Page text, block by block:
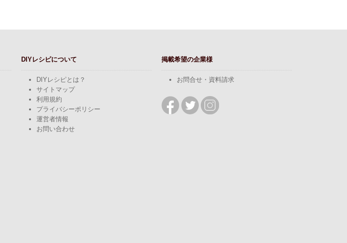
DIYレシピについて
DIYレシピとは？
サイトマップ
利用規約
プライバシーポリシー
運営者情報
お問い合わせ
掲載希望の企業様
お問合せ・資料請求